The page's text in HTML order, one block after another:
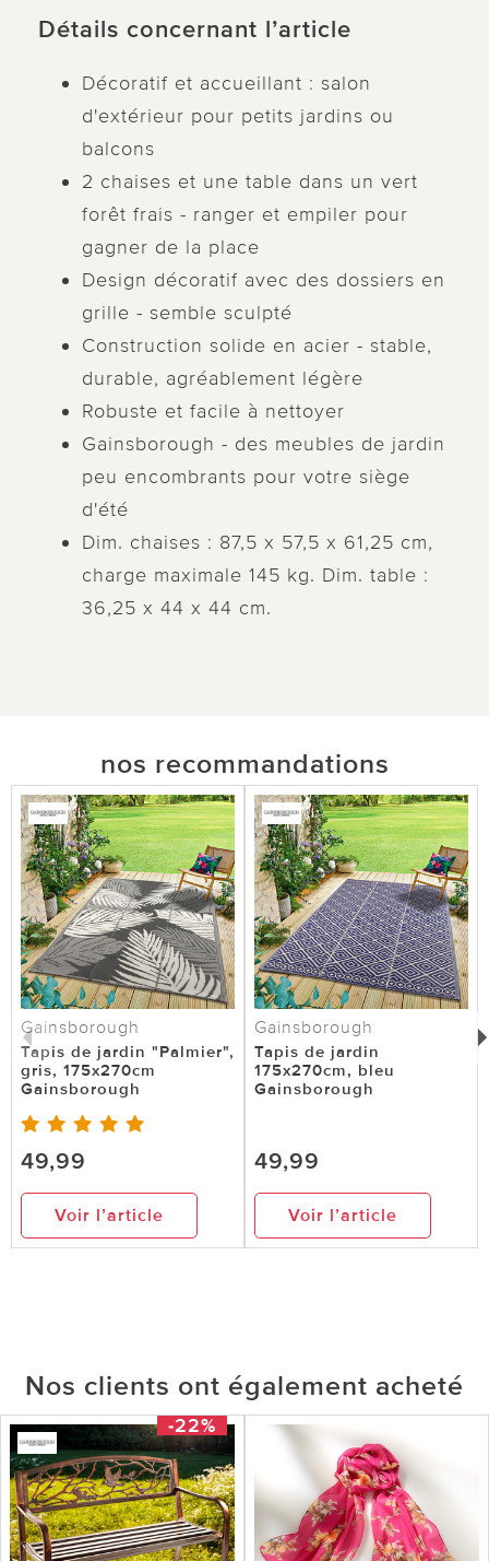
Détails concernant l’article
Décoratif et accueillant : salon
d'extérieur pour petits jardins ou
balcons
2 chaises et une table dans un vert
forêt frais - ranger et empiler pour
gagner de la place
Design décoratif avec des dossiers en
grille - semble sculpté
Construction solide en acier - stable,
durable, agréablement légère
Robuste et facile à nettoyer
Gainsborough - des meubles de jardin
peu encombrants pour votre siège
d'été
Dim. chaises : 87,5 x 57,5 x 61,25 cm,
charge maximale 145 kg. Dim. table :
36,25 x 44 x 44 cm.
nos recommandations
Gainsborough
Tapis de jardin "Palmier",
gris, 175x270cm
Gainsborough
49,99
Voir l’article
Gainsborough
Tapis de jardin
175x270cm, bleu
Gainsborough
49,99
Voir l’article
Nos clients ont également acheté
-22%